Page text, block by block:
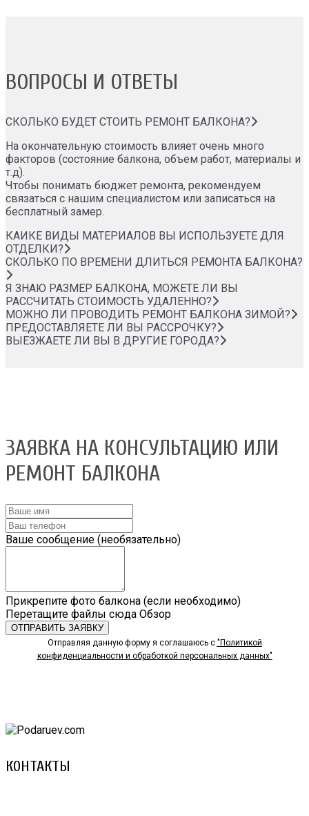
ВОПРОСЫ И ОТВЕТЫ
СКОЛЬКО БУДЕТ СТОИТЬ РЕМОНТ БАЛКОНА?
На окончательную стоимость влияет очень много
факторов (состояние балкона, объем работ, материалы и
т.д).
Чтобы понимать бюджет ремонта, рекомендуем
связаться с нашим специалистом или записаться на
бесплатный замер.
КАИКЕ ВИДЫ МАТЕРИАЛОВ ВЫ ИСПОЛЬЗУЕТЕ ДЛЯ
ОТДЕЛКИ?
СКОЛЬКО ПО ВРЕМЕНИ ДЛИТЬСЯ РЕМОНТА БАЛКОНА?
Я ЗНАЮ РАЗМЕР БАЛКОНА, МОЖЕТЕ ЛИ ВЫ
РАССЧИТАТЬ СТОИМОСТЬ УДАЛЕННО?
МОЖНО ЛИ ПРОВОДИТЬ РЕМОНТ БАЛКОНА ЗИМОЙ?
ПРЕДОСТАВЛЯЕТЕ ЛИ ВЫ РАССРОЧКУ?
ВЫЕЗЖАЕТЕ ЛИ ВЫ В ДРУГИЕ ГОРОДА?
ЗАЯВКА НА КОНСУЛЬТАЦИЮ ИЛИ
РЕМОНТ БАЛКОНА
Ваше сообщение (необязательно)
Прикрепите фото балкона (если необходимо)
Перетащите файлы сюда Обзор
ОТПРАВИТЬ ЗАЯВКУ
Отправляя данную форму я соглашаюсь с "Политикой
конфиденциальности и обработкой персональных данных"
КОНТАКТЫ